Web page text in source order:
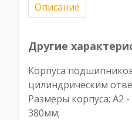
Описание
Другие
Корпуса
цилиндрическим
Размеры корпуса: A2
380мм;